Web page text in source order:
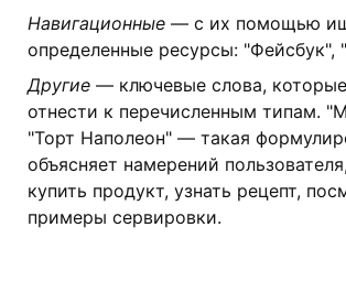
Навигационные — с их помощью
определенные ресурсы: "Фейсбук",
Другие — ключевые слова, которые
отнести к перечисленным типам.
"Торт Наполеон" — такая
объясняет намерений
купить продукт, узнать рецепт,
примеры сервировки.